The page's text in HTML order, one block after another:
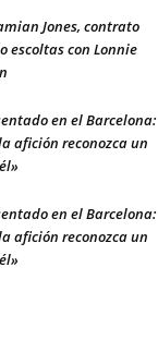
Jones, contrato
escoltas con Lonnie
en el Barcelona:
afición reconozca un
en el Barcelona:
afición reconozca un